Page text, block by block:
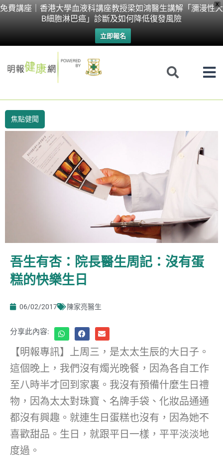
X
免費講座｜香港大學血液科講座教授梁如鴻醫生講解「瀰漫性大
B細胞淋巴癌」診斷及如何降低復發風險
立即報名
Skip
焦點健聞
吾生有杏：院長醫生周記：沒有蛋
糕的快樂生日
06/02/2017 陳家亮醫生
分享此內容:
【明報專訊】上周三，是太太生辰的大日子。
這個晚上，我們沒有燭光晚餐，因為各自工作
至八時半才回到家裏。我沒有預備什麼生日禮
物，因為太太對珠寶、名牌手袋、化妝品通通
都沒有興趣。就連生日蛋糕也沒有，因為她不
喜歡甜品。生日，就跟平日一樣，平平淡淡地
度過。